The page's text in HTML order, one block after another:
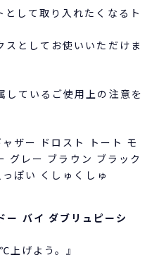
して取り入れたくなるト
としてお使いいただけま
しているご使用上の注意を
ザー ドロスト トート モ
グレー ブラウン ブラック
ぽい くしゅくしゅ
バイ ダブリュピーシ
上げよう。』